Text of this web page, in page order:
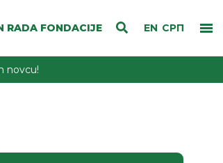
EN СРП
RADA FONDACIJE
novcu!